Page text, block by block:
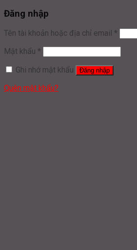
Đăng nhập
Tên tài khoản hoặc địa chỉ email *
Mật khẩu *
Ghi nhớ mật khẩu
Đăng nhập
Quên mật khẩu?